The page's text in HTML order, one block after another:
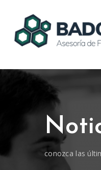
conozca las